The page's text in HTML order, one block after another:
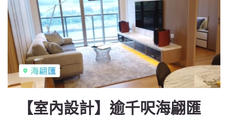
【室內設計】逾千呎海翩匯